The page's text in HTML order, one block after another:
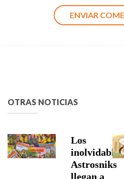
OTRAS NOTICIAS
Los
inolvidables
Astrosniks
llegan a